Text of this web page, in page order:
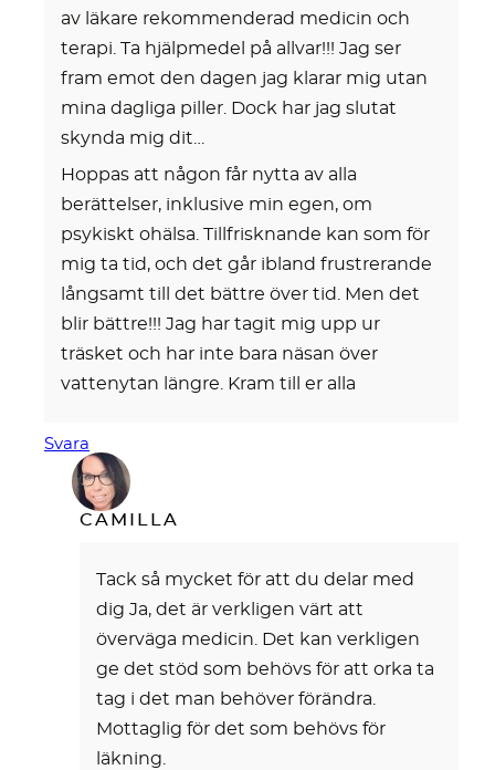
av läkare rekommenderad medicin och
terapi. Ta hjälpmedel på allvar!!! Jag ser
fram emot den dagen jag klarar mig utan
mina dagliga piller. Dock har jag slutat
skynda mig dit…
Hoppas att någon får nytta av alla
berättelser, inklusive min egen, om
psykiskt ohälsa. Tillfrisknande kan som för
mig ta tid, och det går ibland frustrerande
långsamt till det bättre över tid. Men det
blir bättre!!! Jag har tagit mig upp ur
träsket och har inte bara näsan över
vattenytan längre. Kram till er alla
Svara
CAMILLA
Tack så mycket för att du delar med
dig Ja, det är verkligen värt att
överväga medicin. Det kan verkligen
ge det stöd som behövs för att orka ta
tag i det man behöver förändra.
Mottaglig för det som behövs för
läkning.